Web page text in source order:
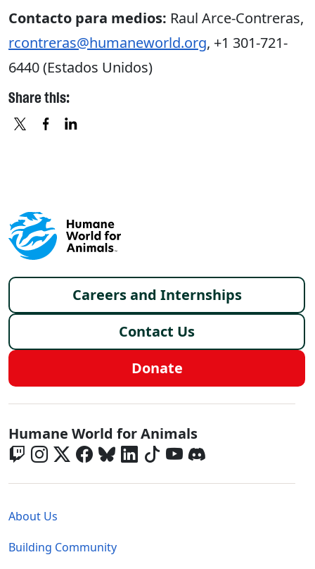
Contacto para medios: Raul Arce-Contreras,
rcontreras@humaneworld.org, +1 301-721-
6440 (Estados Unidos)
Share this:
Footer menu
Careers and Internships
Contact Us
Donate
Global - Social Menu
Humane World for Animals
About Us
Building Community